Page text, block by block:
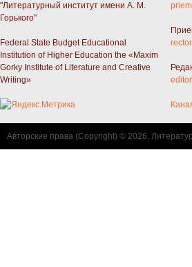
"Литературный институт имени А. М.
Горького"
Federal State Budget Educational
Institution of Higher Education the «Maxim
Gorky Institute of Literature and Creative
Writing»
Авторские права (Copyright) © 2026,